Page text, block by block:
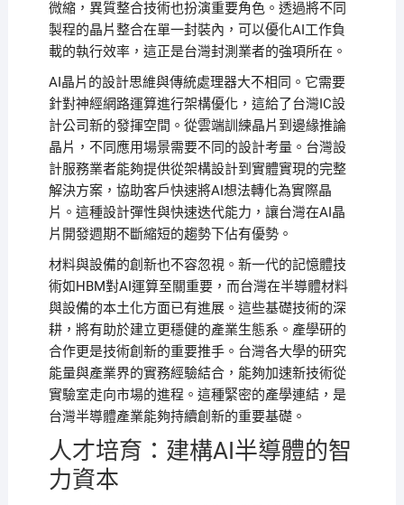
微縮，異質整合技術也扮演重要角色。透過將不同
製程的晶片整合在單一封裝內，可以優化AI工作負
載的執行效率，這正是台灣封測業者的強項所在。
AI晶片的設計思維與傳統處理器大不相同。它需要
針對神經網路運算進行架構優化，這給了台灣IC設
計公司新的發揮空間。從雲端訓練晶片到邊緣推論
晶片，不同應用場景需要不同的設計考量。台灣設
計服務業者能夠提供從架構設計到實體實現的完整
解決方案，協助客戶快速將AI想法轉化為實際晶
片。這種設計彈性與快速迭代能力，讓台灣在AI晶
片開發週期不斷縮短的趨勢下佔有優勢。
材料與設備的創新也不容忽視。新一代的記憶體技
術如HBM對AI運算至關重要，而台灣在半導體材料
與設備的本土化方面已有進展。這些基礎技術的深
耕，將有助於建立更穩健的產業生態系。產學研的
合作更是技術創新的重要推手。台灣各大學的研究
能量與產業界的實務經驗結合，能夠加速新技術從
實驗室走向市場的進程。這種緊密的產學連結，是
台灣半導體產業能夠持續創新的重要基礎。
人才培育：建構AI半導體的智
力資本